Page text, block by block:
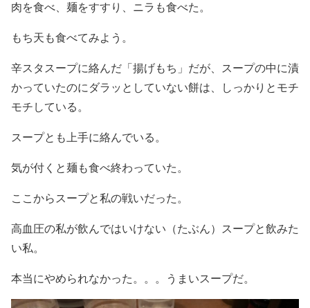
肉を食べ、麺をすすり、ニラも食べた。
もち天も食べてみよう。
辛スタスープに絡んだ「揚げもち」だが、スープの中に漬
かっていたのにダラッとしていない餅は、しっかりとモチ
モチしている。
スープとも上手に絡んでいる。
気が付くと麺も食べ終わっていた。
ここからスープと私の戦いだった。
高血圧の私が飲んではいけない（たぶん）スープと飲みた
い私。
本当にやめられなかった。。。うまいスープだ。